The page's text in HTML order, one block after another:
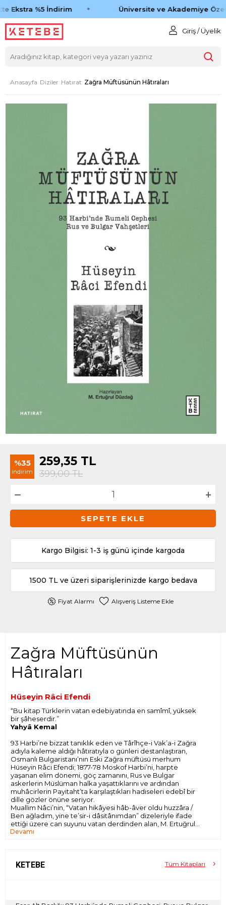
Ekstra %5 İndirim Üniversite ve Akademiye Özel
Giriş / Üyelik
Anasayfa Diziler Hatırat Zağra Müftüsünün Hâtıraları
%35
indirim
259,35 TL
399,00TL
SEPETE EKLE
Kargo Bilgisi: 1-3 iş günü içinde kargoda
1500 TL ve üzeri siparişlerinizde kargo bedava
Fiyat Alarmı Alışveriş Listeme Ekle
Zağra Müftüsünün
Hâtıraları
Hüseyin Râci Efendi
“Bu kitap Türklerin vatan edebiyatında en samîmî, yüksek
bir şâheserdir.”
Yahyâ Kemal
93 Harbi’ne bizzat tanıklık eden ve Târîhçe-i Vak’a-i Zağra
adıyla kaleme aldığı hâtıratıyla o günleri destanlaştıran,
Osmanlı Bulgaristanı’nın Eski Zağra müftüsü merhum
Hüseyin Râci Efendi; 1877-78 Moskof Harbi’ni, harpte
yaşanan elim dönemi, göç zamanını, Rus ve Bulgar
askerlerin Müslüman halka yaşattıklarını ve ardından
muhâcirlerin Payitaht’ta karşılaştıkları hadiseleri edebî bir
dille gözler önüne seriyor.
Muallim Nâci’nin, “Vatan hikâyesi hâb-âver oldu huzzâra /
Ben ağladım, yine te’sir-i dâsitânımdan” dizeleriyle ifade
ettiği üzere can suyunu vatan derdinden alan, M. Ertuğrul
Düzdağ’ın “Otuz yıldır beni ağlatan bu destan, acaba yeni
yükünü günümüze taşıyan üslubuyla okuruyla buluşuyor.
Devamı
KETEBE Tüm Kitapları